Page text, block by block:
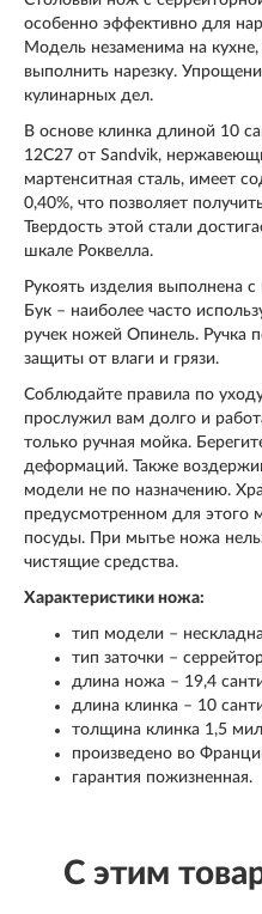
особенно эффективно для
Модель незаменима на
выполнить нарезку.
кулинарных дел.
В основе клинка длиной 10
12C27 от Sandvik,
мартенситная сталь, имеет
0,40%, что позволяет
Твердость этой стали
шкале Роквелла.
Рукоять изделия выполнена
Бук – наиболее часто
ручек ножей Опинель. Ручка
защиты от влаги и грязи.
Соблюдайте правила по
прослужил вам долго и
только ручная мойка.
деформаций. Также
модели не по назначению.
предусмотренном для этого
посуды. При мытье ножа
чистящие средства.
Характеристики ножа:
тип модели –
тип заточки –
длина ножа – 19,4
длина клинка – 10
толщина клинка 1,5
произведено во
гарантия пожизненная.
С этим